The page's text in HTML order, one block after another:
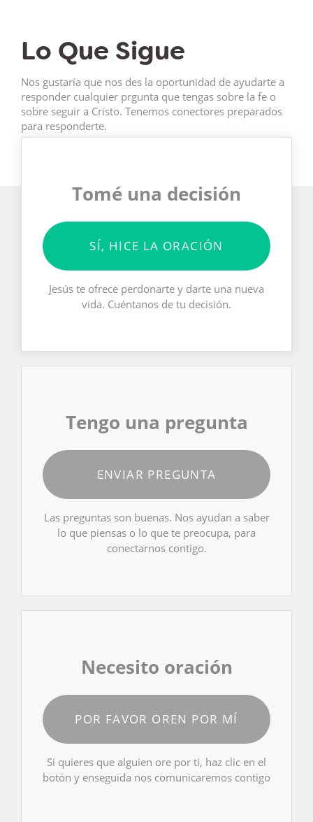
Lo Que Sigue
Nos gustaría que nos des la oportunidad de ayudarte a
responder cualquier prgunta que tengas sobre la fe o
sobre seguir a Cristo. Tenemos conectores preparados
para responderte.
Tomé una decisión
SÍ, HICE LA ORACIÓN
Jesús te ofrece perdonarte y darte una nueva
vida. Cuéntanos de tu decisión.
Tengo una pregunta
ENVIAR PREGUNTA
Las preguntas son buenas. Nos ayudan a saber
lo que piensas o lo que te preocupa, para
conectarnos contigo.
Necesito oración
POR FAVOR OREN POR MÍ
Si quieres que alguien ore por ti, haz clic en el
botón y enseguida nos comunicaremos contigo